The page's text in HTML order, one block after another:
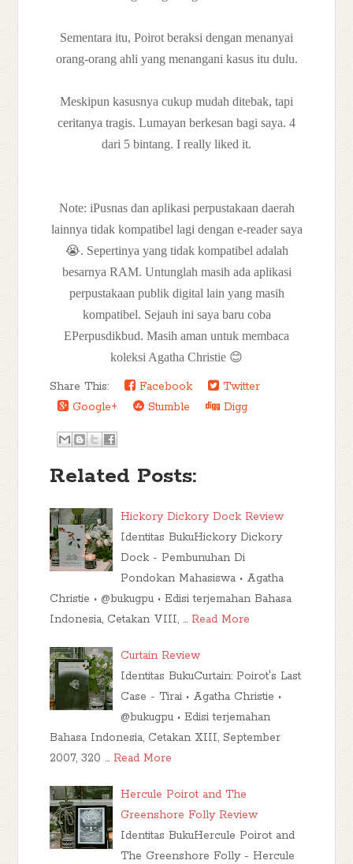
Sementara itu, Poirot beraksi dengan menanyai
orang-orang ahli yang menangani kasus itu dulu.
Meskipun kasusnya cukup mudah ditebak, tapi
ceritanya tragis. Lumayan berkesan bagi saya. 4
dari 5 bintang. I really liked it.
Note: iPusnas dan aplikasi perpustakaan daerah
lainnya tidak kompatibel lagi dengan e-reader saya
😭. Sepertinya yang tidak kompatibel adalah
besarnya RAM. Untunglah masih ada aplikasi
perpustakaan publik digital lain yang masih
kompatibel. Sejauh ini saya baru coba
EPerpusdikbud. Masih aman untuk membaca
koleksi Agatha Christie 😊
Share This: Facebook
Twitter
Google+
Stumble Digg
Related Posts:
Hickory Dickory Dock Review
Identitas BukuHickory Dickory
Dock - Pembunuhan Di
Pondokan Mahasiswa • Agatha
Christie • @bukugpu • Edisi terjemahan Bahasa
Indonesia, Cetakan VIII, … Read More
Curtain Review
Identitas BukuCurtain: Poirot's Last
Case - Tirai • Agatha Christie •
@bukugpu • Edisi terjemahan
Bahasa Indonesia, Cetakan XIII, September
2007, 320 … Read More
Hercule Poirot and The
Greenshore Folly Review
Identitas BukuHercule Poirot and
The Greenshore Folly - Hercule